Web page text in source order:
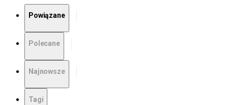
Powiązane
Polecane
Najnowsze
Tagi